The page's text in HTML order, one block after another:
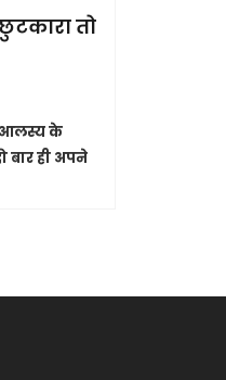
तो
आलस्य के
बार ही अपने